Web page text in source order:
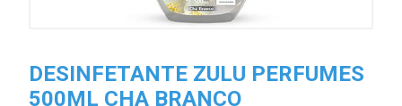
DESINFETANTE ZULU PERFUMES
500ML CHA BRANCO